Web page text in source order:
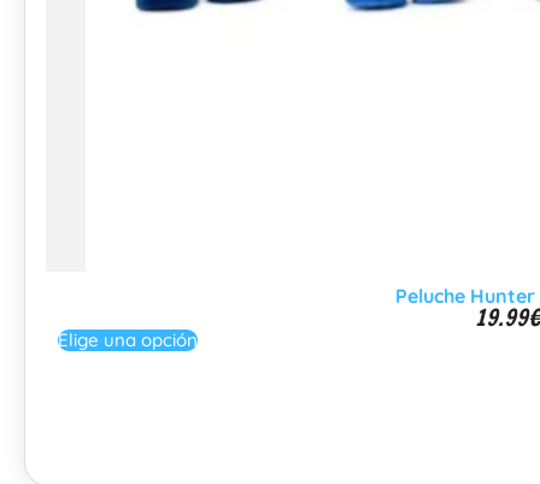
Peluche
19.99€
Elige una opción